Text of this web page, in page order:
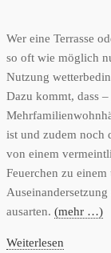
Wer eine Terrasse
so oft wie möglich
Nutzung
Dazu kommt, dass
ist und zudem noch
von einem
Feuerchen zu
ausarten. (mehr …)
Weiterlesen